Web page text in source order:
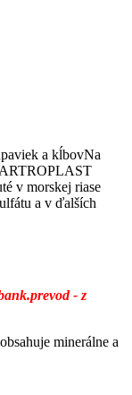
a kĺbovNa
v morskej riase
a v ďalších
- z
minerálne a